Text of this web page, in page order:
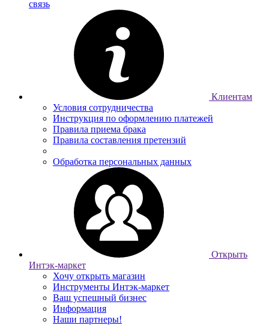
связь
Клиентам
Условия сотрудничества
Инструкция по оформлению платежей
Правила приема брака
Правила составления претензий
Обработка персональных данных
Открыть
Интэк-маркет
Хочу открыть магазин
Инструменты Интэк-маркет
Ваш успешный бизнес
Информация
Наши партнеры!